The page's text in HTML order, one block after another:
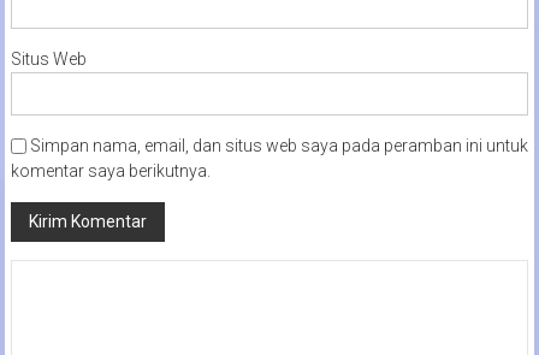
Situs Web
Simpan nama, email, dan situs web saya pada peramban ini untuk
komentar saya berikutnya.